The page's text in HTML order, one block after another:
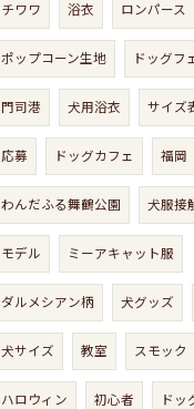
チワワ 浴衣 ロンパース
ポップコーン生地 ドッグフ
門司港 犬用浴衣 サイズ
応募 ドッグカフェ 福岡
わんだふる舞鶴公園 犬服接
モデル ミーアキャット服
ダルメシアン柄 犬グッズ
犬サイズ 教室 スモック
ハロウィン 初心者 ドッ